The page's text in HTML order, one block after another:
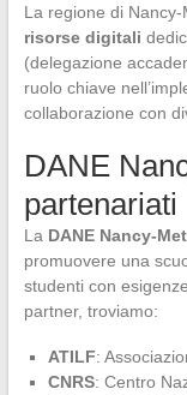
La regione di
risorse digitali
(delegazione
ruolo chiave
collaborazione con
DANE
partenariati
La DANE Nancy-
promuovere una
studenti con
partner, troviamo:
ATILF:
CNRS: Centro